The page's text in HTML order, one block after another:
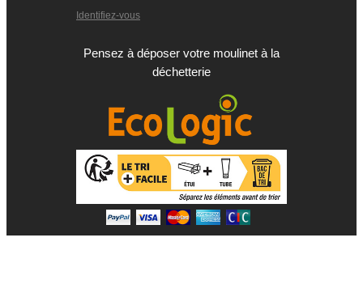
Identifiez-vous
Pensez à déposer votre moulinet à la
déchetterie